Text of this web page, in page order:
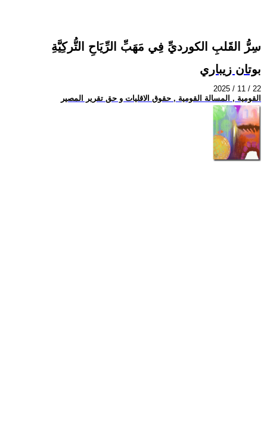
سِرُّ القَلبِ الكورديِّ فِي مَهَبِّ الرِّيَاحِ التُّركِيَّةِ
بوتان زيباري
2025 / 11 / 22
القومية , المسالة القومية , حقوق الاقليات و حق تقرير المصير